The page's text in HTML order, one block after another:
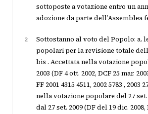
sottoposte a votazione entro un
adozione da parte dell’Assemblea
2
Sottostanno al voto del Popolo: a.
popolari per la revisione totale
bis . Accettata nella votazione
2003 (DF 4 ott. 2002, DCF 25 mar.
FF 2001 4315 4511, 2002 5783 , 2003
nella votazione popolare del 27 set.
dal 27 set. 2009 (DF del 19 dic. 2008,